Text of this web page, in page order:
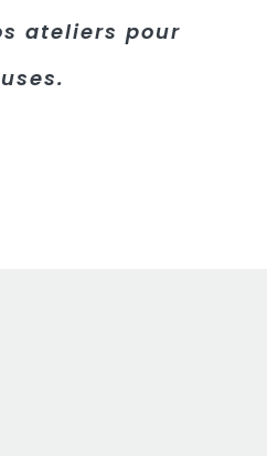
ateliers pour